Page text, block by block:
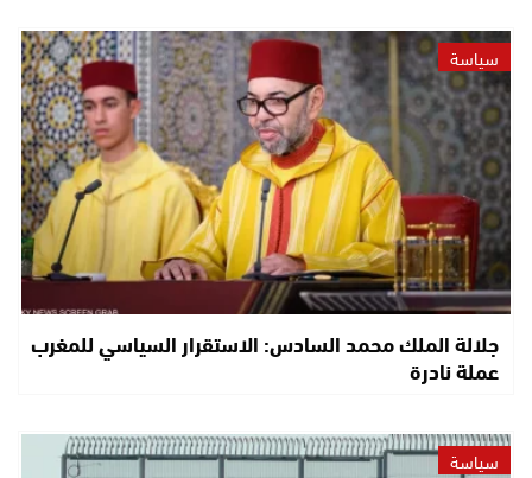
سياسة
جلالة الملك محمد السادس: الاستقرار السياسي للمغرب
عملة نادرة
سياسة